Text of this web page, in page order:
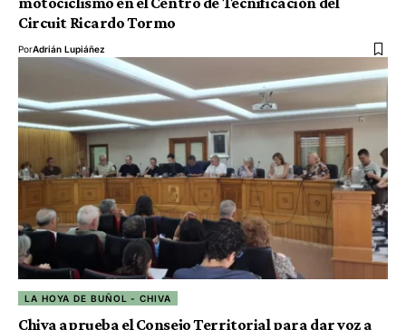
Circuit Ricardo Tormo
PorAdrián Lupiáñez
LA HOYA DE BUÑOL - CHIVA
Chiva aprueba el Consejo Territorial para dar voz a